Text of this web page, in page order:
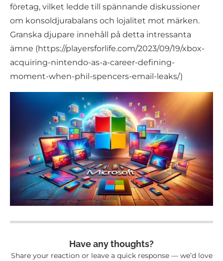
företag, vilket ledde till spännande diskussioner
om konsoldjurabalans och lojalitet mot märken.
Granska djupare innehåll på detta intressanta
ämne (https://playersforlife.com/2023/09/19/xbox-
acquiring-nintendo-as-a-career-defining-
moment-when-phil-spencers-email-leaks/)
Have any thoughts?
Share your reaction or leave a quick response — we’d love